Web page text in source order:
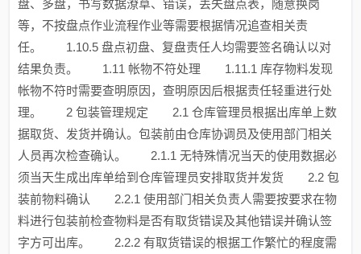
盘、多盘，书写数据潦草、错误，丢失盘点表，随意换岗
等，不按盘点作业流程作业等需要根据情况追查相关责
任。 1.10.5 盘点初盘、复盘责任人均需要签名确认以对
结果负责。 1.11 帐物不符处理 1.11.1 库存物料发现
帐物不符时需要查明原因，查明原因后根据责任轻重进行处
理。 2 包装管理规定 2.1 仓库管理员根据出库单上数
据取货、发货并确认。包装前由仓库协调员及使用部门相关
人员再次检查确认。 2.1.1 无特殊情况当天的使用数据必
须当天生成出库单给到仓库管理员安排取货并发货 2.2 包
装前物料确认 2.2.1 使用部门相关负责人需要按要求在物
料进行包装前检查物料是否有取货错误及其他错误并确认签
字方可出库。 2.2.2 有取货错误的根据工作繁忙的程度需